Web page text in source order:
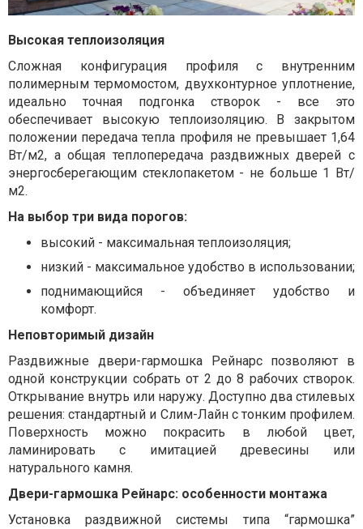
Высокая теплоизоляция
Сложная конфигурация профиля с внутренним
полимерным термомостом, двухконтурное уплотнение,
идеально точная подгонка створок - все это
обеспечивает высокую теплоизоляцию. В закрытом
положении передача тепла профиля не превышает 1,64
Вт/м2, а общая теплопередача раздвижных дверей с
энергосберегающим стеклопакетом - не больше 1 Вт/
м2.
На выбор три вида порогов:
высокий - максимальная теплоизоляция;
низкий - максимальное удобство в использовании;
поднимающийся - объединяет удобство и
комфорт.
Неповторимый дизайн
Раздвижные двери-гармошка Рейнарс позволяют в
одной конструкции собрать от 2 до 8 рабочих створок.
Открывание внутрь или наружу. Доступно два стилевых
решения: стандартный и Слим-Лайн с тонким профилем.
Поверхность можно покрасить в любой цвет,
ламинировать с имитацией древесины или
натурального камня.
Двери-гармошка Рейнарс: особенности монтажа
Установка раздвижной системы типа “гармошка”